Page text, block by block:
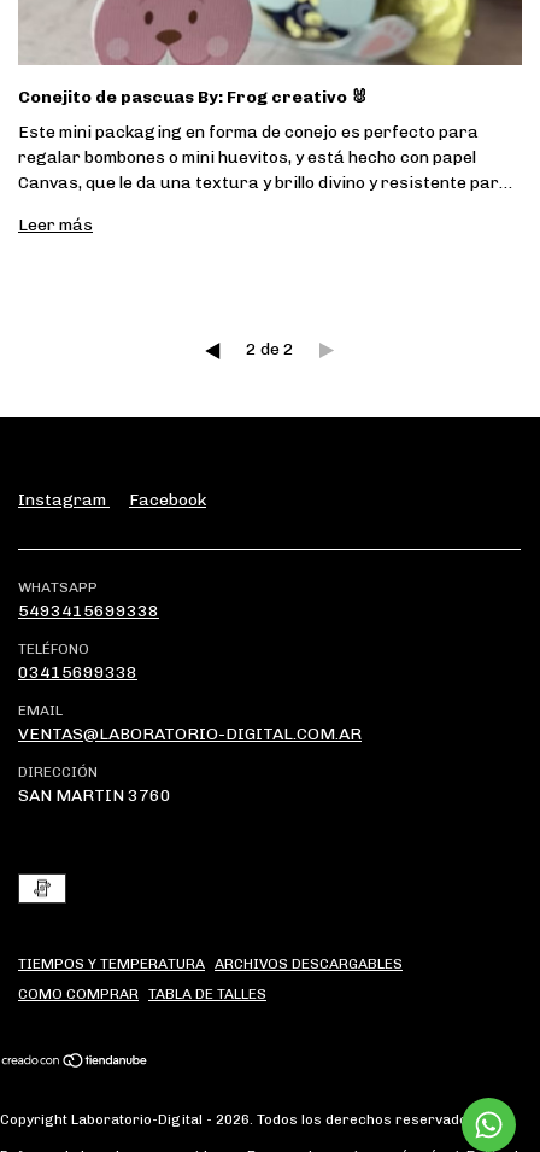
Conejito de pascuas By: Frog creativo 🐰
Este mini packaging en forma de conejo es perfecto para
regalar bombones o mini huevitos, y está hecho con papel
Canvas, que le da una textura y brillo divino y resistente para
Leer más
2 de2
Instagram Facebook
WHATSAPP
5493415699338
TELÉFONO
03415699338
EMAIL
VENTAS@LABORATORIO-DIGITAL.COM.AR
DIRECCIÓN
SAN MARTIN 3760
TIEMPOS Y TEMPERATURA ARCHIVOS DESCARGABLES
COMO COMPRAR TABLA DE TALLES
Copyright Laboratorio-Digital - 2026. Todos los derechos reservados.